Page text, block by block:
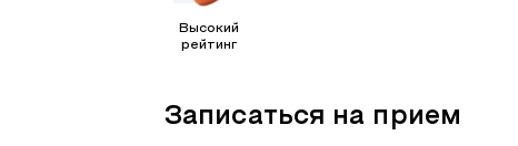
Высокий
рейтинг
Записаться на прием